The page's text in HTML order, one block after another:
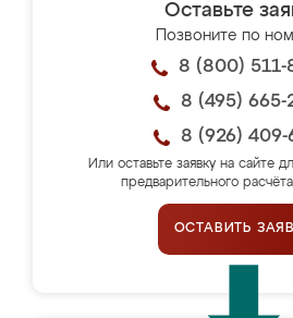
Оставьте
Позвоните по
8 (800) 511-
8 (495) 665-
8 (926) 409-
Или оставьте заявку на сайте
предварительного
ОСТАВИТЬ